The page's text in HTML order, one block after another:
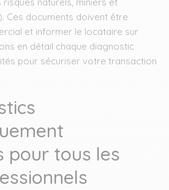
Ces documents doivent être
et informer le locataire sur
en détail chaque diagnostic
pour sécuriser votre transaction
pour tous les